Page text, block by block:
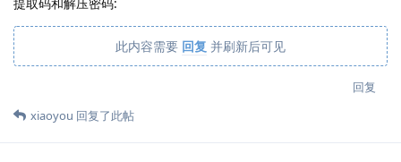
此内容需要 回复 并刷新后可见
回复
xiaoyou 回复了此帖